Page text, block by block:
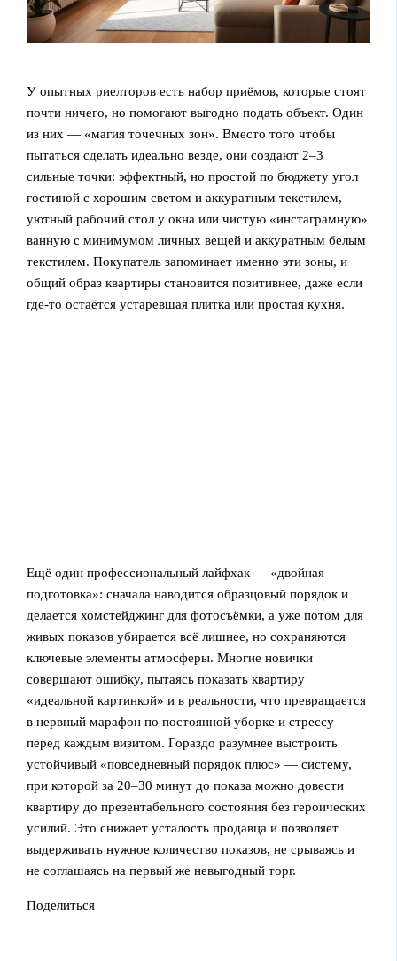
У опытных риелторов есть набор приёмов, которые стоят
почти ничего, но помогают выгодно подать объект. Один
из них — «магия точечных зон». Вместо того чтобы
пытаться сделать идеально везде, они создают 2–3
сильные точки: эффектный, но простой по бюджету угол
гостиной с хорошим светом и аккуратным текстилем,
уютный рабочий стол у окна или чистую «инстаграмную»
ванную с минимумом личных вещей и аккуратным белым
текстилем. Покупатель запоминает именно эти зоны, и
общий образ квартиры становится позитивнее, даже если
где‑то остаётся устаревшая плитка или простая кухня.
Ещё один профессиональный лайфхак — «двойная
подготовка»: сначала наводится образцовый порядок и
делается хомстейджинг для фотосъёмки, а уже потом для
живых показов убирается всё лишнее, но сохраняются
ключевые элементы атмосферы. Многие новички
совершают ошибку, пытаясь показать квартиру
«идеальной картинкой» и в реальности, что превращается
в нервный марафон по постоянной уборке и стрессу
перед каждым визитом. Гораздо разумнее выстроить
устойчивый «повседневный порядок плюс» — систему,
при которой за 20–30 минут до показа можно довести
квартиру до презентабельного состояния без героических
усилий. Это снижает усталость продавца и позволяет
выдерживать нужное количество показов, не срываясь и
не соглашаясь на первый же невыгодный торг.
Поделиться